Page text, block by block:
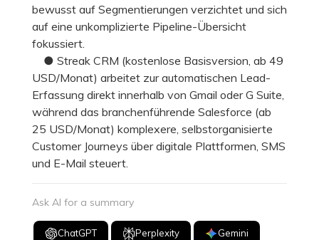
bewusst auf Segmentierungen verzichtet und sich
auf eine unkomplizierte Pipeline-Übersicht
fokussiert.
● Streak CRM (kostenlose Basisversion, ab 49
USD/Monat) arbeitet zur automatischen Lead-
Erfassung direkt innerhalb von Gmail oder G Suite,
während das branchenführende Salesforce (ab
25 USD/Monat) komplexere, selbstorganisierte
Customer Journeys über digitale Plattformen, SMS
und E-Mail steuert.
Ask AI for a summary
ChatGPT Perplexity Gemini